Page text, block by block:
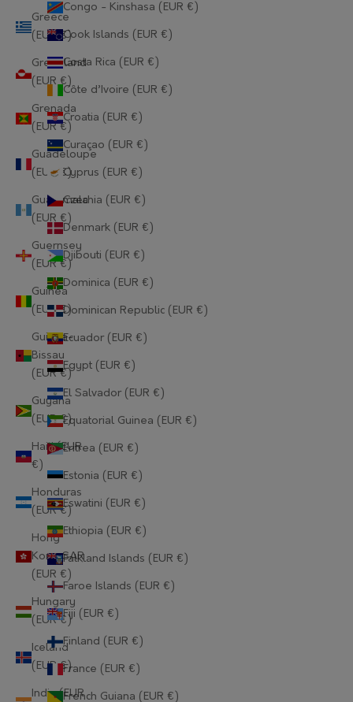
Greece
(EUR €)
Greenland
(EUR €)
Grenada
(EUR €)
Guadeloupe
(EUR €)
Guatemala
(EUR €)
Guernsey
(EUR €)
Guinea
(EUR €)
Guinea-
Bissau
(EUR €)
Guyana
(EUR €)
Haiti (EUR
€)
Honduras
(EUR €)
Hong
Kong SAR
(EUR €)
Hungary
(EUR €)
Iceland
(EUR €)
India (EUR
Congo - Kinshasa (EUR €)
Cook Islands (EUR €)
Costa Rica (EUR €)
Côte d’Ivoire (EUR €)
Croatia (EUR €)
Curaçao (EUR €)
Cyprus (EUR €)
Czechia (EUR €)
Denmark (EUR €)
Djibouti (EUR €)
Dominica (EUR €)
Dominican Republic (EUR €)
Ecuador (EUR €)
Egypt (EUR €)
El Salvador (EUR €)
Equatorial Guinea (EUR €)
Eritrea (EUR €)
Estonia (EUR €)
Eswatini (EUR €)
Ethiopia (EUR €)
Falkland Islands (EUR €)
Faroe Islands (EUR €)
Fiji (EUR €)
Finland (EUR €)
France (EUR €)
French Guiana (EUR €)